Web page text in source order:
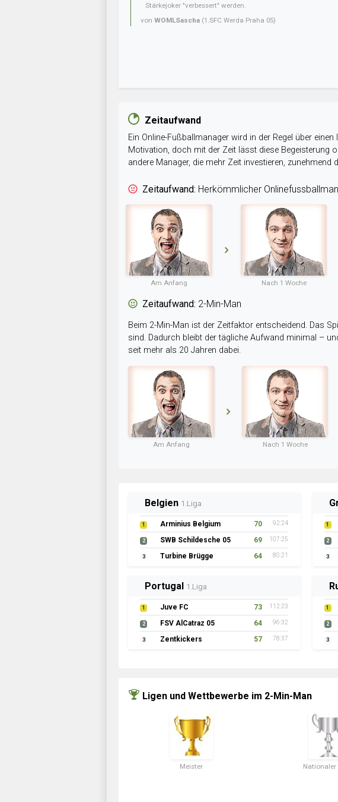
Stärkejoker "verbessert" werden.
von WOMLSascha (1.SFC Werda Praha 05)
Zeitaufwand
Ein Online-Fußballmanager wird in der Regel über
Motivation, doch mit der Zeit lässt diese Begeisterung
andere Manager, die mehr Zeit investieren,
Zeitaufwand: Herkömmlicher
Am Anfang Nach 1 Woche
Zeitaufwand: 2-Min-Man
Beim 2-Min-Man ist der Zeitfaktor entscheidend. Das
sind. Dadurch bleibt der tägliche Aufwand minimal –
seit mehr als 20 Jahren dabei.
Am Anfang Nach 1 Woche
Belgien 1.Liga
1 Arminius Belgium 70 92:24
2 SWB Schildesche 05 69 107:25
3 Turbine Brügge 64 80:21
1
2
3
Portugal 1.Liga
1 Juve FC 73 112:23
2 FSV AlCatraz 05 64 96:32
3 Zentkickers 57 78:37
1
2
3
Ligen und Wettbewerbe im 2-Min-Man
Meister Nationaler